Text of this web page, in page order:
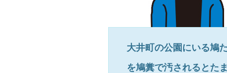
大井町の公園にいる鳩
を鳩糞で汚されるとた